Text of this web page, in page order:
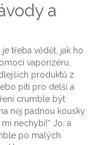
a
třeba vědět, jak ho
vaporizéru,
produktů z
pití pro delší a
crumble být
něj padnou kousky
nechybí!“ Jo, a
po malých